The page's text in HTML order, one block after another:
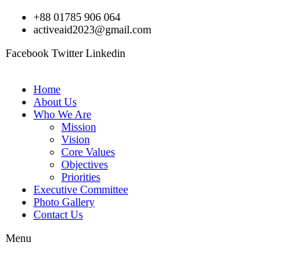
Skip
+88 01785 906 064
activeaid2023@gmail.com
Facebook Twitter Linkedin
Home
About Us
Who We Are
Mission
Vision
Core Values
Objectives
Priorities
Executive Committee
Photo Gallery
Contact Us
Menu